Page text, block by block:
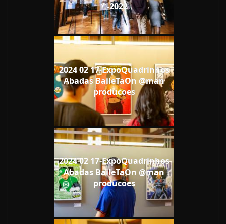
©-2022
2024 02 17-ExpoQuadrinhos
Abadas BaileTaOn @man
producoes
2024 02 17-ExpoQuadrinhos
Abadas BaileTaOn @man
producoes